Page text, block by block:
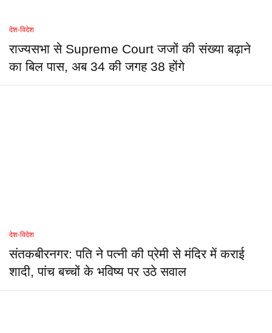
देश-विदेश
राज्यसभा से Supreme Court जजों की संख्या बढ़ाने
का बिल पास, अब 34 की जगह 38 होंगे
देश-विदेश
संतकबीरनगर: पति ने पत्नी की प्रेमी से मंदिर में कराई
शादी, पांच बच्चों के भविष्य पर उठे सवाल